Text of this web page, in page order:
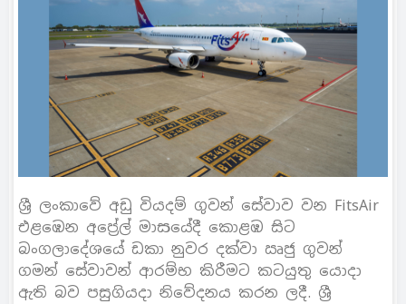
ශ්‍රී ලංකාවේ අඩු වියදම් ගුවන් සේවාව වන FitsAir
එළඹෙන අප්‍රේල් මාසයේදී කොළඹ සිට
බංගලාදේශයේ ඩකා නුවර දක්වා ඍජු ගුවන්
ගමන් සේවාවන් ආරම්භ කිරීමට කටයුතු යොදා
ඇති බව පසුගියදා නිවේදනය කරන ලදී. ශ්‍රී